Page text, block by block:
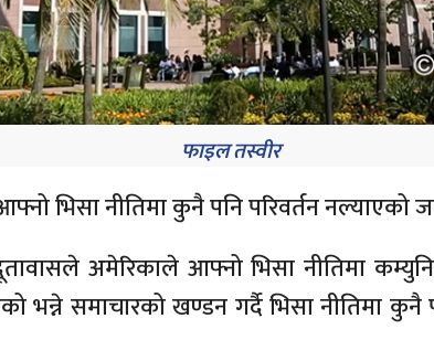
फाइल तस्वीर
भिसा नीतिमा कुनै पनि परिवर्तन नल्याएको
अमेरिकाले आफ्नो भिसा नीतिमा
भन्ने समाचारको खण्डन गर्दै भिसा नीतिमा